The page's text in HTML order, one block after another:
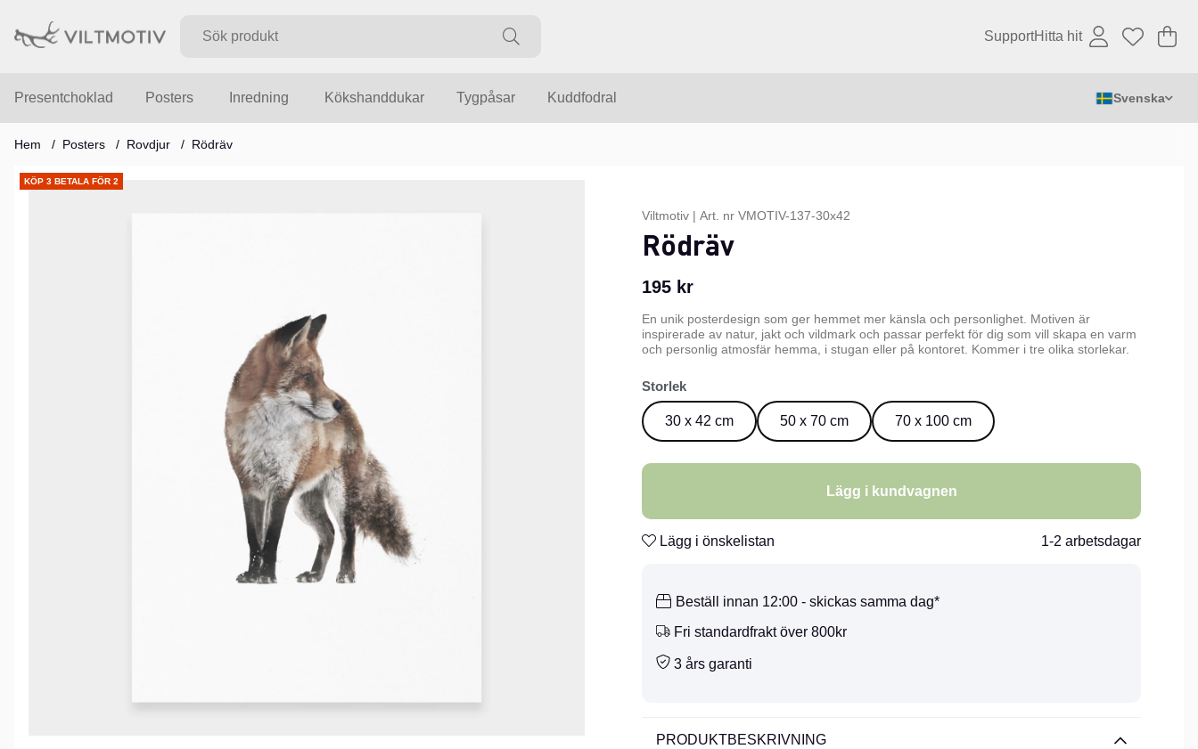
SupportHitta hit .
Presentchoklad Posters Inredning Kökshanddukar Tygpåsar Kuddfodral Svenska
Hem Posters Rovdjur Rödräv
KÖP 3 BETALA FÖR 2
Produktbilder
Viltmotiv | Art. nr VMOTIV-137-30x42
Rödräv
195 kr
En unik posterdesign som ger hemmet mer känsla och personlighet. Motiven är
inspirerade av natur, jakt och vildmark och passar perfekt för dig som vill skapa en varm
och personlig atmosfär hemma, i stugan eller på kontoret. Kommer i tre olika storlekar.
Storlek
30 x 42 cm 50 x 70 cm 70 x 100 cm
Lägg i kundvagnen
Lägg i önskelistan 1-2 arbetsdagar
Beställ innan 12:00 - skickas samma dag*
Fri standardfrakt över 800kr
3 års garanti
PRODUKTBESKRIVNING